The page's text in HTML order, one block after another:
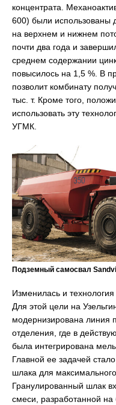
концентрата.
600) были использованы
на верхнем и нижнем
почти два года и
среднем содержании
повысилось на 1,5 %. В
позволит комбинату
тыс. т. Кроме того,
использовать эту
УГМК.
Подземный самосвал
Изменилась и
Для этой цели на
модернизирована линия
отделения, где в
была интегрирована
Главной ее задачей
шлака для
Гранулированный шлак
смеси, разработанной